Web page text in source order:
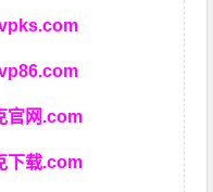
官网.com
下载.com